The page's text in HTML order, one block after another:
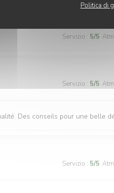
Politica di
Servizio : 5/5
Servizio : 5/5
Des conseils pour une belle
Servizio : 5/5